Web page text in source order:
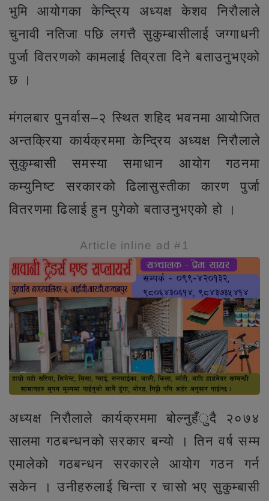
भुमि आयोगका केन्द्रिय अध्यक्ष केशव निरौलाले
चुनावी नतिजा पछि लगत्तै सुकुम्बासीलाई जग्गाधनी
पुर्जा वितरणको कामलाई तिव्रता दिने बताउनुभएको
छ ।
मंगलबार पुनर्वास–२ स्थित शहिद भवनमा आयोजित
अन्तक्रिया कार्यक्रममा केन्द्रिय अध्यक्ष निरौलाले
सुकुम्बासी समस्या समाधान आयोग गठनमा
कम्युनिष्ट सरकारको ढिलासुस्तीका कारण पुर्जा
वितरणमा ढिलाई हुन पुगेको बताउनुभएको हो ।
Article inline ad #1
अध्यक्ष निरौलाले कार्यक्रममा बोल्नुहँुदै २०७४
सालमा गठबन्धनको सरकार बन्यो । तिन वर्ष सम्म
एमालेको गठबन्धन सरकारले आयोग गठन गर्न
सकेन । उनीहरुलाई चिन्ता र चासो भए सुकुम्बासी